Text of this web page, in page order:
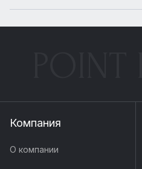
Компания
О компании